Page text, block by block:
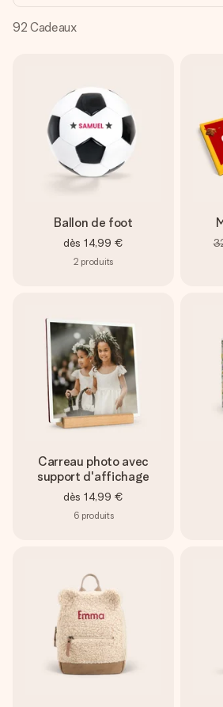
son prénom, votre photo ou un
Sans complications, juste tout
92 Cadeaux
Ballon de foot
dès 14,99 €
2 produits
Carreau photo avec
support d'affichage
dès 14,99 €
6 produits